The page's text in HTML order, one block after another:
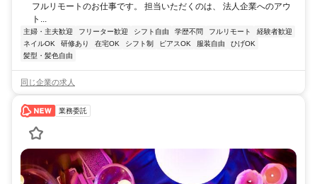
フルリモートのお仕事です。 担当いただくのは、 法人企業へのアウ
ト...
主婦・主夫歓迎 フリーター歓迎 シフト自由 学歴不問 フルリモート
経験者歓迎
ネイルOK
研修あり 在宅OK シフト制 ピアスOK 服装自由
ひげOK
髪型・髪色自由
同じ企業の求人
業務委託